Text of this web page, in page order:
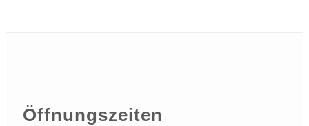
Öffnungszeiten